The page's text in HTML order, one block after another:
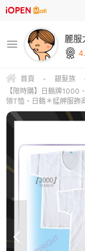
麗
首頁 - 銀髮族
【限時購】日鶴牌
領T恤、日鶴＊艋舺服飾